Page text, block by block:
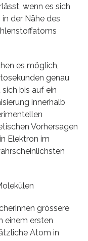
wenn es sich
der Nähe des
es möglich,
genau
bis auf ein
innerhalb
Vorhersagen
Elektron im
grössere
einem ersten
Atom in